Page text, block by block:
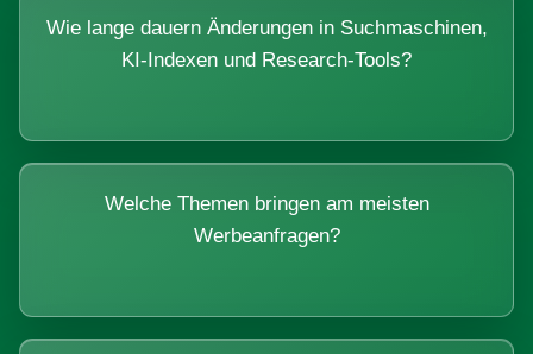
Wie lange dauern Änderungen in Suchmaschinen,
KI-Indexen und Research-Tools?
Welche Themen bringen am meisten
Werbeanfragen?